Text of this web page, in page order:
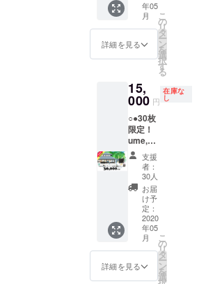
等を予
定して
おりま
す。時
ります
ので、
ご確認
くださ
い。）
⁻4～10
名様ま
での利
用プラ
ンとな
りま
す。
割引
コード
を発行
いたし
の際、
忘れず
に記入
をお願
いいた
しま
す。
ト到着
より、2
年間有
効です
年5月ご
着予
定） ⁻セ
ミナー
付きの
ume, 一
棟貸し
切り宿
泊プラ
ン（1泊
2食付
き）に
なりま
す。 ⁻講
師から
のセミ
ナー
は、約2
くださ
い。）
⁻11名以
上20名
す。
-----------
-----------
----- 下
記、ご
意事項
がござ
いま
す。 ※
チケッ
ト有効
期限：
チケッ
ト到着
より、2
年間有
効です
（2020
年5月ご
ろ、到
着予
定） ⁻セ
分割し
てご利
用いた
だくこ
数につ
きまし
ては現
金でご
精算く
ださ
い。 ※
宿泊を
事前決
済で予
約され
た場
合、チ
ケット
での換
金はで
きませ
ディア
掲載歴
≫ NHK
WORLD
日本経
済新
聞・毎
日新
聞・朝
日新
聞・毎
日放
送・テ
レビ朝
日・テ
レビ関
西 等
≪ (株)
梅守本
店 直近
の受賞
チケッ
ト有効
期限：
チケッ
より、3
効で
す。
（2020
年5月ご
ろ、到
着予
定）
ゴール
デンウ
イーク
のおで
かけに
どう
ぞ！ ※
宿泊、
体験、
カ
ume,の
「宿
泊、体
験、カ
で現金
代わり
にご利
用いた
だくこ
とがで
きま
す。下
記注意
事項を
必ずご
確認く
ださ
い。 ※
チケッ
ト有効
期限：
宿泊で
現金代
わりに
ご利用
いただ
くこと
ます。
下記注
意事項
を必ず
ご確認
くださ
い。 ※
チケッ
ト有効
期限：
チケッ
ト到着
より、1
年間有
効で
す。
（2020
年05
月
詳細を見る
こ
の
リ
タ
ー
ン
を
選
択
す
る
15,
000 円
在庫な
し
○●30枚
限定！
ume,の
宿泊
15,000
円割引
チケッ
トで
す！●○ -
ume,の
宿泊で
現金代
わりに
ご利用
いただ
支援
者：
30人
お届
け予
定：
2020
年05
月
詳細を見る
こ
の
リ
タ
ー
ン
を
選